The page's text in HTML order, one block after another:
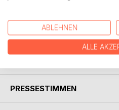
den Glauben an sich selbst
fuer Kinder ab 4 Jahren.
PRESSESTIMMEN
ABLEHNEN
ALLE